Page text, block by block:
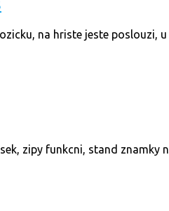
na hriste jeste poslouzi, u
zipy funkcni, stand znamky